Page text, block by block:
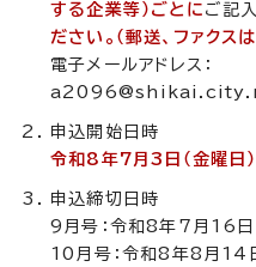
する企業等）ごとに ご記
ださい。（郵送、ファクス
電子メールアドレス：
申込開始日時
令和8年7月3日（金曜日
申込締切日時
9月号：令和8年7月16日
10月号：令和8年8月14